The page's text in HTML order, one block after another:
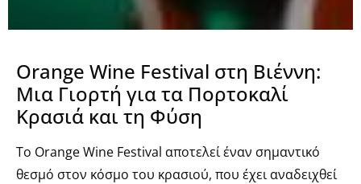
Orange Wine Festival στη Βιέννη:
Μια Γιορτή για τα Πορτοκαλί
Κρασιά και τη Φύση
Το Orange Wine Festival αποτελεί έναν σημαντικό
θεσμό στον κόσμο του κρασιού, που έχει αναδειχθεί